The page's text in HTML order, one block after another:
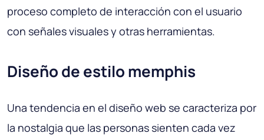
proceso completo de interacción con el usuario
con señales visuales y otras herramientas.
Diseño de estilo memphis
Una tendencia en el diseño web se caracteriza por
la nostalgia que las personas sienten cada vez